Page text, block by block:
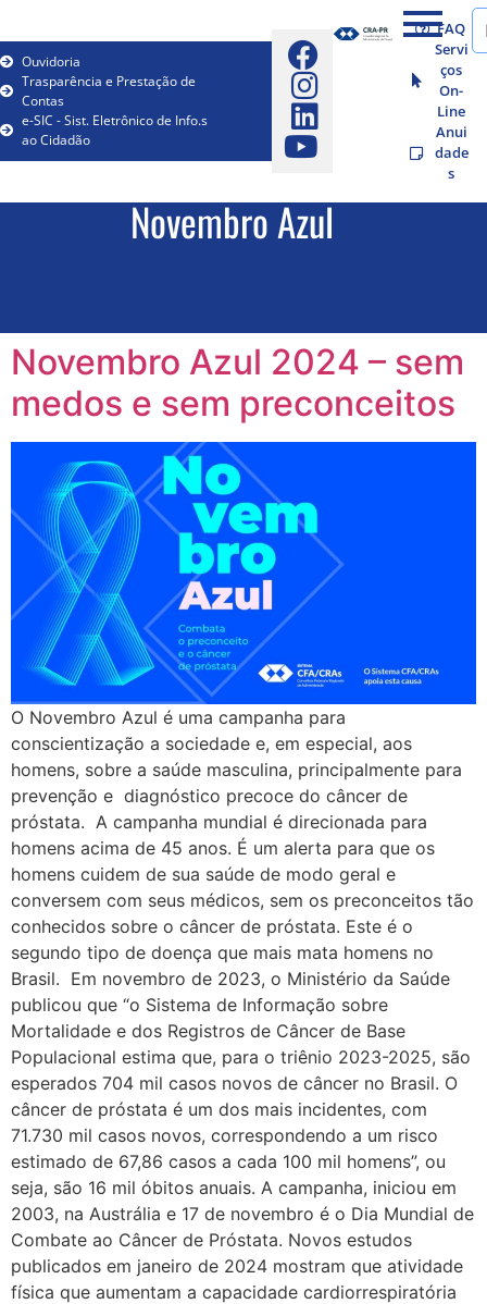
Ouvidoria
Trasparência e Prestação de
Contas
e-SIC - Sist. Eletrônico de Info.s
ao Cidadão
FAQ
Servi
ços
On-
Line
Anui
dade
s
Novembro Azul
Novembro Azul 2024 – sem
medos e sem preconceitos
O Novembro Azul é uma campanha para
conscientização a sociedade e, em especial, aos
homens, sobre a saúde masculina, principalmente para
prevenção e diagnóstico precoce do câncer de
próstata. A campanha mundial é direcionada para
homens acima de 45 anos. É um alerta para que os
homens cuidem de sua saúde de modo geral e
conversem com seus médicos, sem os preconceitos tão
conhecidos sobre o câncer de próstata. Este é o
segundo tipo de doença que mais mata homens no
Brasil. Em novembro de 2023, o Ministério da Saúde
publicou que “o Sistema de Informação sobre
Mortalidade e dos Registros de Câncer de Base
Populacional estima que, para o triênio 2023-2025, são
esperados 704 mil casos novos de câncer no Brasil. O
câncer de próstata é um dos mais incidentes, com
71.730 mil casos novos, correspondendo a um risco
estimado de 67,86 casos a cada 100 mil homens”, ou
seja, são 16 mil óbitos anuais. A campanha, iniciou em
2003, na Austrália e 17 de novembro é o Dia Mundial de
Combate ao Câncer de Próstata. Novos estudos
publicados em janeiro de 2024 mostram que atividade
física que aumentam a capacidade cardiorrespiratória